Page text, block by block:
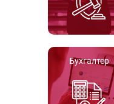
Бухгалтер